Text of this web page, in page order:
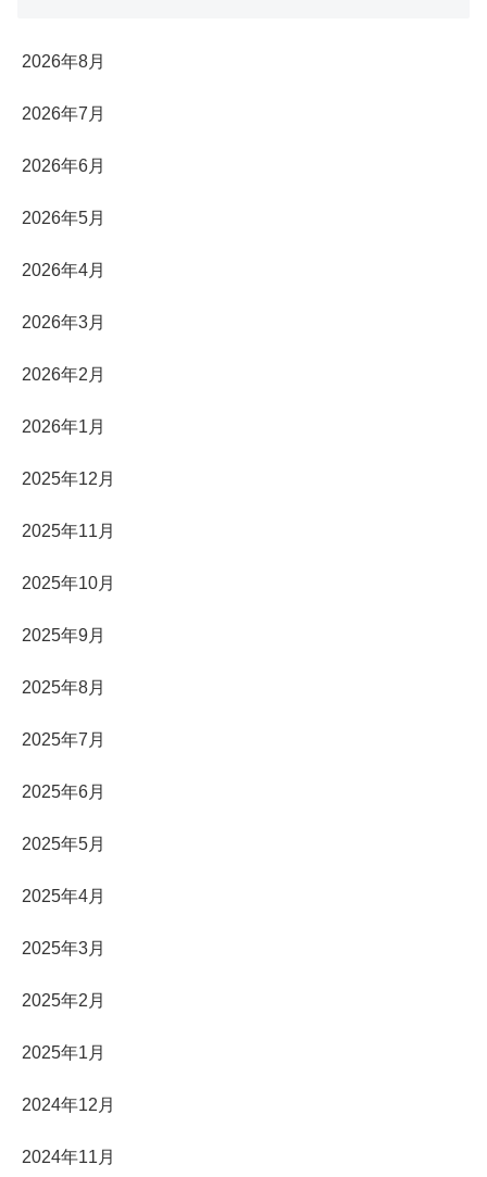
2026年8月
2026年7月
2026年6月
2026年5月
2026年4月
2026年3月
2026年2月
2026年1月
2025年12月
2025年11月
2025年10月
2025年9月
2025年8月
2025年7月
2025年6月
2025年5月
2025年4月
2025年3月
2025年2月
2025年1月
2024年12月
2024年11月